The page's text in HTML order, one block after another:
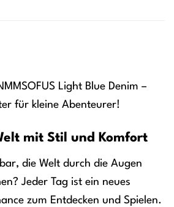
Light Blue Denim –
für kleine Abenteurer!
mit Stil und Komfort
die Welt durch die Augen
Jeder Tag ist ein neues
zum Entdecken und Spielen.